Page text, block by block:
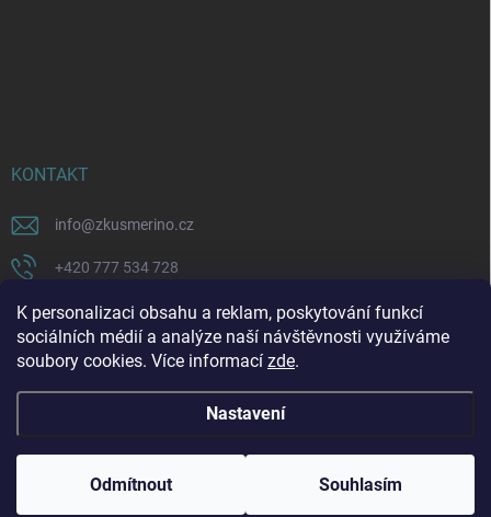
K personalizaci obsahu a reklam, poskytování funkcí
sociálních médií a analýze naší návštěvnosti využíváme
soubory cookies. Více informací zde.
Nastavení
Odmítnout Souhlasím
KONTAKT
info@zkusmerino.cz
+420 777 534 728
https://www.facebook.com/zkusmerino/
zkusmerino.cz
Vytvořil Shoptet
Copyright 2026ZKUSMERINO. Všechna práva vyhrazena.Upravit nastavení